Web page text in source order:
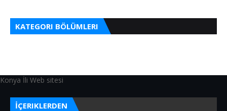
KATEGORI BÖLÜMLERI
Konya İli Web sitesi
İÇERIKLERDEN